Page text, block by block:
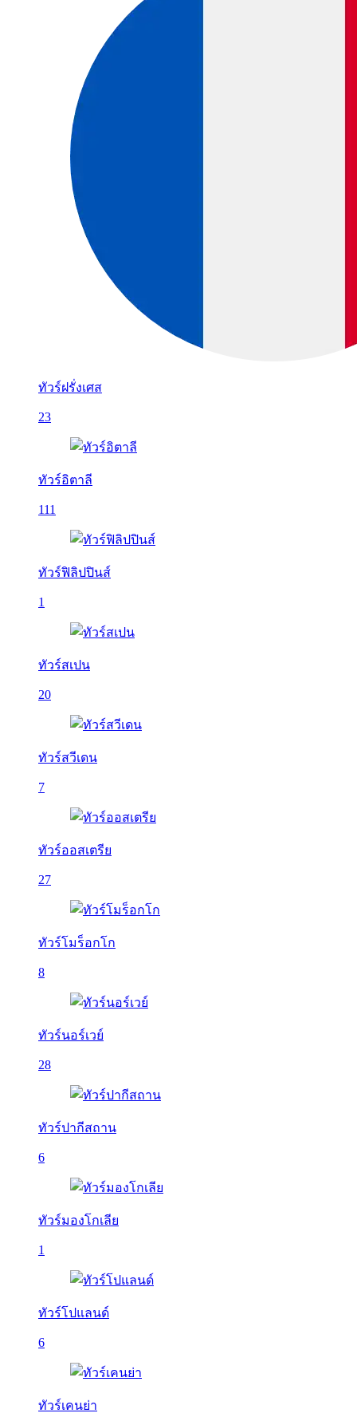
ทัวร์ฝรั่งเศส
23
ทัวร์อิตาลี
111
ทัวร์ฟิลิปปินส์
1
ทัวร์สเปน
20
ทัวร์สวีเดน
7
ทัวร์ออสเตรีย
27
ทัวร์โมร็อกโก
8
ทัวร์นอร์เวย์
28
ทัวร์ปากีสถาน
6
ทัวร์มองโกเลีย
1
ทัวร์โปแลนด์
6
ทัวร์เคนย่า